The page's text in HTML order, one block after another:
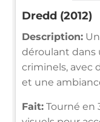
Dredd (2012)
Description:
déroulant dans
criminels, avec
et une
Fait: Tourné en